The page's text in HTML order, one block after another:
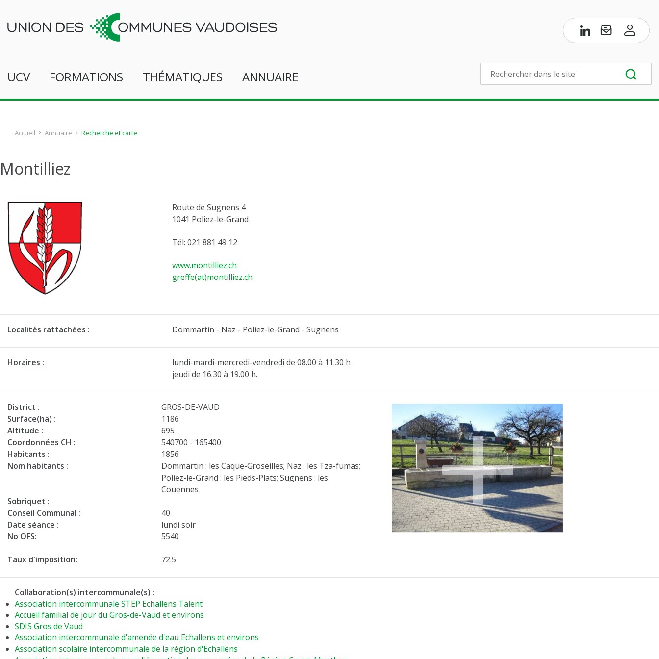
UCV FORMATIONS THÉMATIQUES ANNUAIRE
Accueil Annuaire Recherche et carte
Montilliez
Route de Sugnens 4
1041 Poliez-le-Grand
Tél: 021 881 49 12
www.montilliez.ch
greffe(at)montilliez.ch
Localités rattachées : Dommartin - Naz - Poliez-le-Grand - Sugnens
Horaires :
lundi-mardi-mercredi-vendredi de 08.00 à 11.30 h
jeudi de 16.30 à 19.00 h.
District :
GROS-DE-VAUD
Surface(ha) :
1186
Altitude :
695
Coordonnées CH :
540700 - 165400
Habitants :
1856
Nom habitants :
Dommartin : les Caque-Groseilles; Naz : les Tza-fumas;
Poliez-le-Grand : les Pieds-Plats; Sugnens : les
Couennes
Sobriquet :
Conseil Communal :
40
Date séance :
lundi soir
No OFS:
5540
Taux d'imposition: 72.5
Collaboration(s) intercommunale(s) :
Association intercommunale STEP Echallens Talent
Accueil familial de jour du Gros-de-Vaud et environs
SDIS Gros de Vaud
Association intercommunale d'amenée d'eau Echallens et environs
Association scolaire intercommunale de la région d'Echallens